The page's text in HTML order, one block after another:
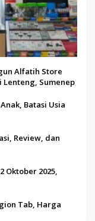
Alfatih Store
Lenteng, Sumenep
Batasi Usia
Review, dan
Oktober 2025,
Tab, Harga